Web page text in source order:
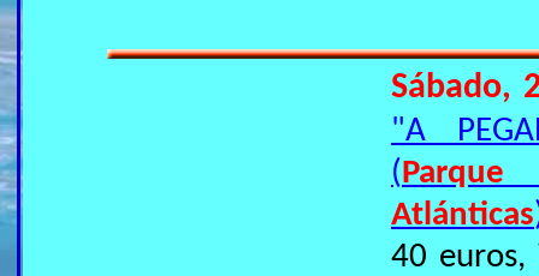
Sábado,
"A
(
Atlánticas
40 euros,